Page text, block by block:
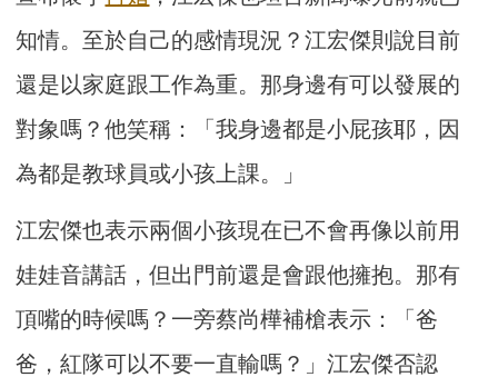
知情。至於自己的感情現況？江宏傑則說目前
還是以家庭跟工作為重。那身邊有可以發展的
對象嗎？他笑稱：「我身邊都是小屁孩耶，因
為都是教球員或小孩上課。」
江宏傑也表示兩個小孩現在已不會再像以前用
娃娃音講話，但出門前還是會跟他擁抱。那有
頂嘴的時候嗎？一旁蔡尚樺補槍表示：「爸
爸，紅隊可以不要一直輸嗎？」江宏傑否認